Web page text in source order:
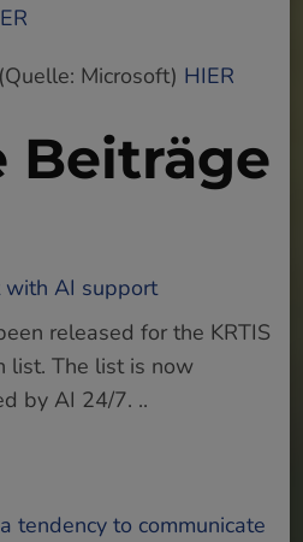
Microsoft) HIER
Beiträge
with AI support
released for the KRTIS
list. The list is now
by AI 24/7. ..
tendency to communicate